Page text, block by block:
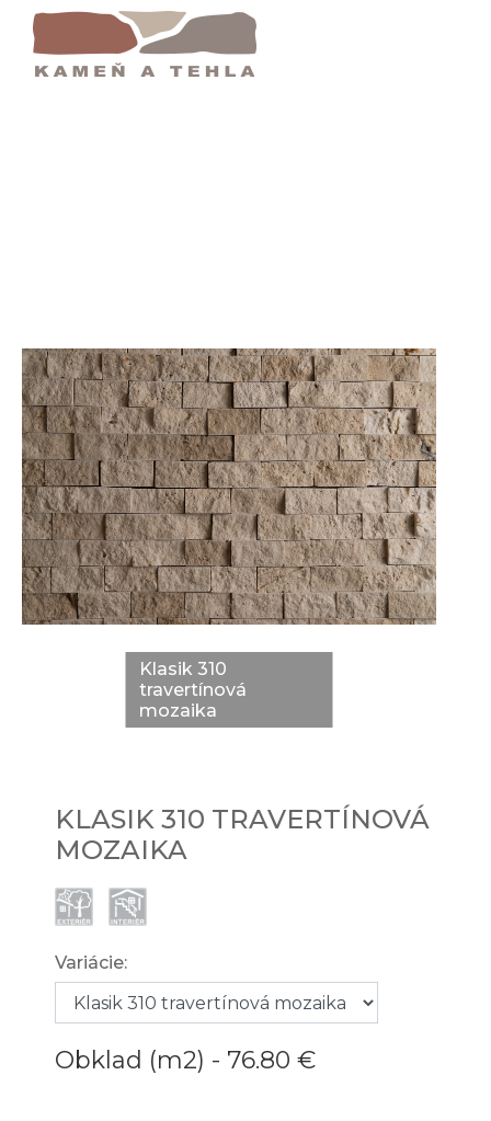
Domov Klasik 310 Travertínová Mozaika
Klasik 310
travertínová
mozaika
KLASIK 310 TRAVERTÍNOVÁ
MOZAIKA
Variácie:
Obklad (m2) - 76.80 €